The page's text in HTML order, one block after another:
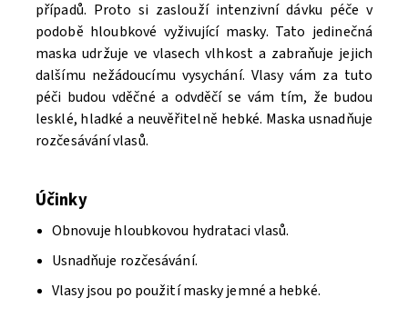
případů. Proto si zaslouží intenzivní dávku péče v
podobě hloubkové vyživující masky. Tato jedinečná
maska udržuje ve vlasech vlhkost a zabraňuje jejich
dalšímu nežádoucímu vysychání. Vlasy vám za tuto
péči budou vděčné a odvděčí se vám tím, že budou
lesklé, hladké a neuvěřitelně hebké. Maska usnadňuje
rozčesávání vlasů.
Účinky
Obnovuje hloubkovou hydrataci vlasů.
Usnadňuje rozčesávání.
Vlasy jsou po použití masky jemné a hebké.